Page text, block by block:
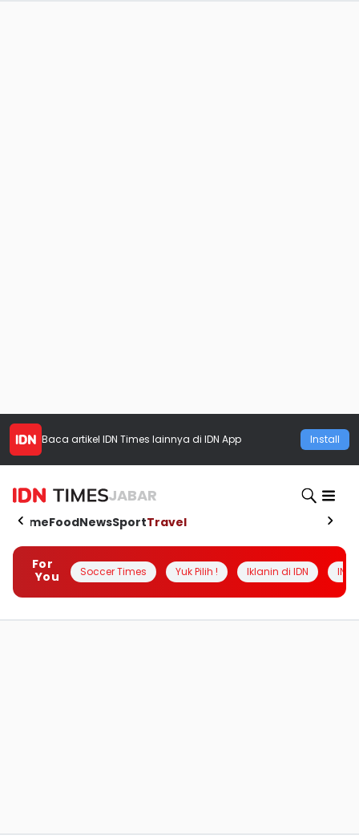
Baca artikel IDN Times lainnya di IDN App Install
JABAR
HomeFoodNewsSportTravel
For
You
Soccer Times Yuk Pilih ! Iklanin di IDN